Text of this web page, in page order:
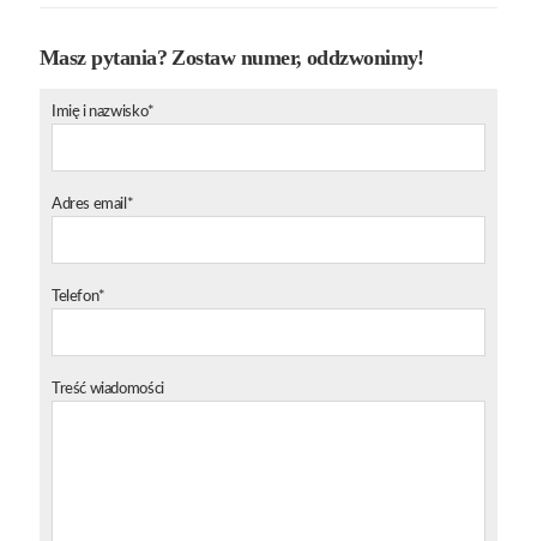
Masz pytania? Zostaw numer, oddzwonimy!
Imię i nazwisko*
Adres email*
Telefon*
Treść wiadomości